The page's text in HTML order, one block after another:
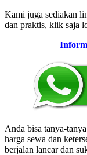
Kami juga sediakan
dan praktis, klik saja
Anda bisa tanya-
harga sewa dan
berjalan lancar dan